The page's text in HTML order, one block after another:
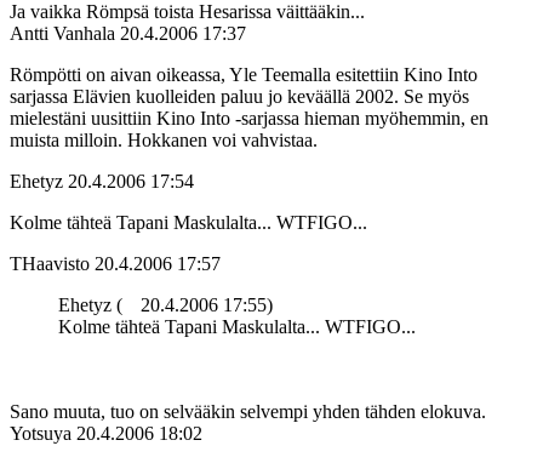
Ja vaikka Römpsä toista Hesarissa väittääkin...
Antti Vanhala 20.4.2006 17:37
Römpötti on aivan oikeassa, Yle Teemalla esitettiin Kino Into
sarjassa Elävien kuolleiden paluu jo keväällä 2002. Se myös
mielestäni uusittiin Kino Into ‑sarjassa hieman myöhemmin, en
muista milloin. Hokkanen voi vahvistaa.
Ehetyz 20.4.2006 17:54
Kolme tähteä Tapani Maskulalta... WTFIGO...
THaavisto 20.4.2006 17:57
Ehetyz (
20.4.2006 17:55)
Kolme tähteä Tapani Maskulalta... WTFIGO...
Sano muuta, tuo on selvääkin selvempi yhden tähden elokuva.
Yotsuya 20.4.2006 18:02